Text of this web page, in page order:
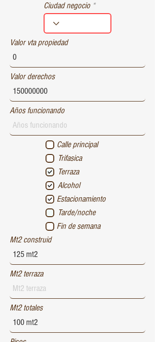
Ciudad negocio
Valor vta propiedad
Valor derechos
Años funcionando
Calle principal
Trifasica
Terraza
Alcohol
Estacionamiento
Tarde/noche
Fin de semana
Mt2 construid
Mt2 terraza
Mt2 totales